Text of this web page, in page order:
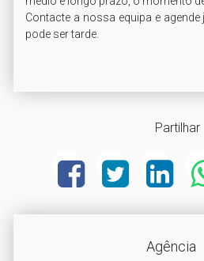
Contacte a nossa equipa e
pode ser tarde.
Partilhar
Agência